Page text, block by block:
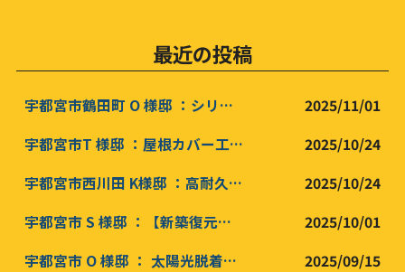
o
k
最近の投稿
宇都宮市鶴田町 O 様邸 ：シリコン屋根塗装 /シリコン外壁塗装工事 /木部塗装
2025/11/01
宇都宮市T 様邸 ：屋根カバー工事/ 高耐久遮断熱外壁塗装工事 ダブルトーン塗装/新築マット仕上げ
2025/10/24
宇都宮市西川田 K様邸 ：高耐久遮断熱外壁塗装工事 積水ハウス新築再現塗装工事
2025/10/24
宇都宮市 S 様邸 ：【新築復元塗装工事】遮熱屋根塗装 /屋根高耐久インテグラルコート塗装 高耐久外無機壁塗装工事 /高耐久インテグラルコート塗装
2025/10/01
宇都宮市 O 様邸 ： 太陽光脱着工事 屋根カバー工事 防水工事
2025/09/15